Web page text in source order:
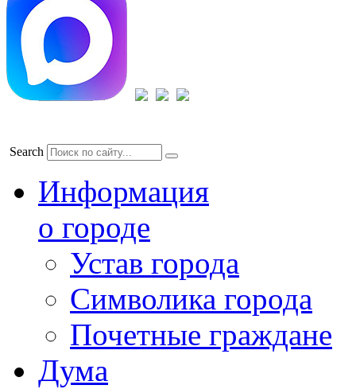
Search
Информация
о городе
Устав города
Символика города
Почетные граждане
Дума